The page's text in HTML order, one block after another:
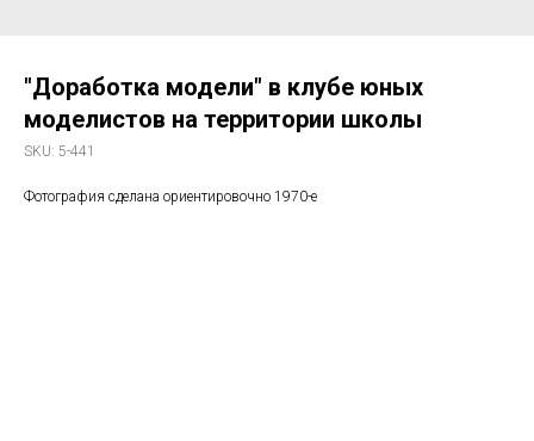
"Доработка модели" в клубе юных
моделистов на территории школы
SKU: 5-441
Фотография сделана ориентировочно 1970-е